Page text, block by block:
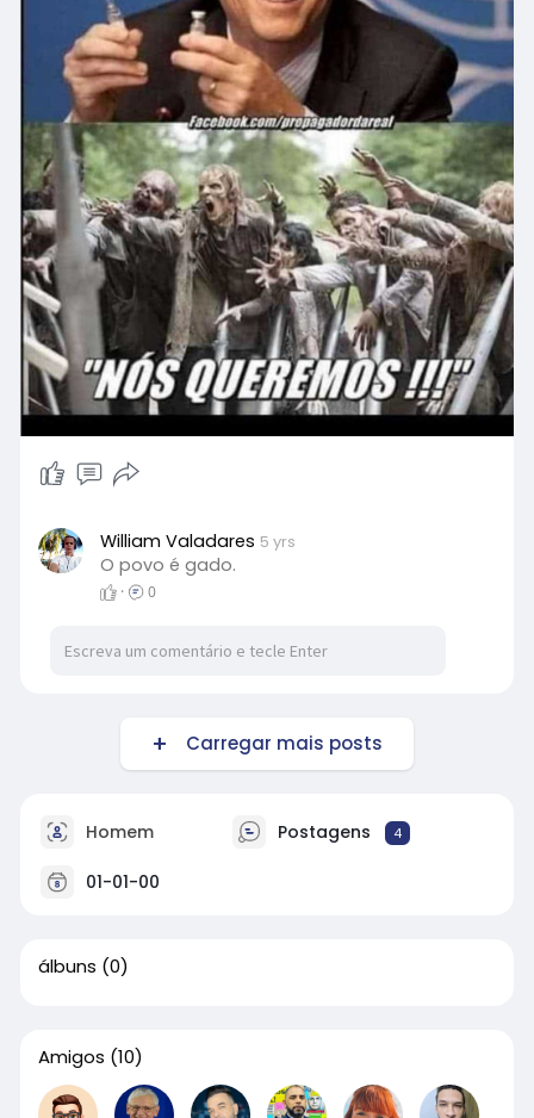
William Valadares 5 yrs
O povo é gado.
· 0
Carregar mais posts
Homem Postagens 4
01-01-00
álbuns (0)
Amigos (10)